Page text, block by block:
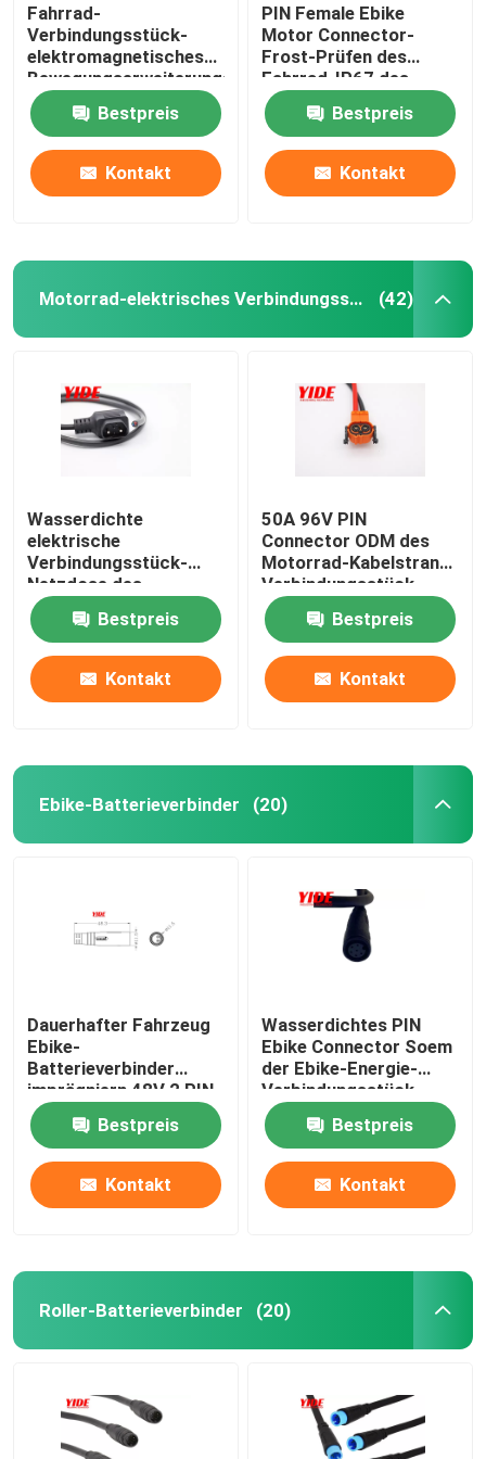
Fahrrad-
Verbindungsstück-
elektromagnetisches
Bewegungserweiterungs-
Kabel RoHs IP67 E
Bestpreis
Kontakt
PIN Female Ebike
Motor Connector-
Frost-Prüfen des
Fahrrad-IP67 des
Verbindungsstück-3
Bestpreis
Kontakt
Motorrad-elektrisches Verbindungsstück (42)
Wasserdichte
elektrische
Verbindungsstück-
Netzdose des
Motorrad-IP65
Bestpreis
Kontakt
50A 96V PIN
Connector ODM des
Motorrad-Kabelstrang-
Verbindungsstück-
Mann2+6
Bestpreis
Kontakt
Ebike-Batterieverbinder (20)
Dauerhafter Fahrzeug
Ebike-
Batterieverbinder
imprägniern 48V 2 PIN
Famale
Bestpreis
Kontakt
Wasserdichtes PIN
Ebike Connector Soem
der Ebike-Energie-
Verbindungsstück-
Frau-6
Bestpreis
Kontakt
Roller-Batterieverbinder (20)